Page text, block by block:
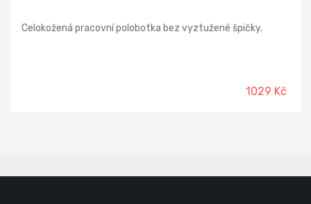
Celokožená pracovní polobotka bez vyztužené špičky.
1029 Kč